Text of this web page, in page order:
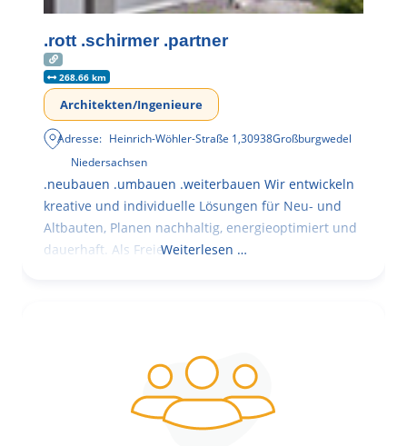
.rott .schirmer .partner
268.66 km
Architekten/Ingenieure
Adresse: Heinrich-Wöhler-Straße 1,30938Großburgwedel
Niedersachsen
.neubauen .umbauen .weiterbauen Wir entwickeln
kreative und individuelle Lösungen für Neu- und
Altbauten, Planen nachhaltig, energieoptimiert und
dauerhaft. Als FreieWeiterlesen …